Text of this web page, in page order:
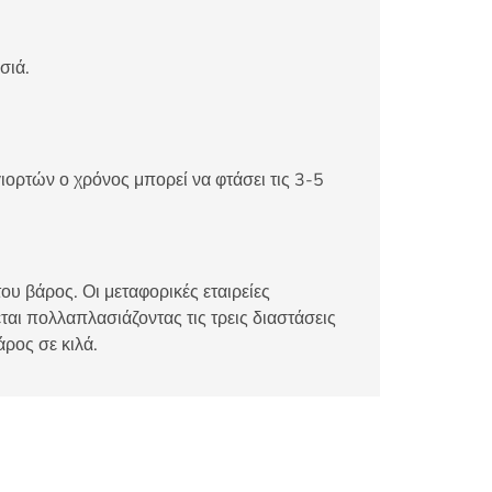
ο χρόνος μπορεί να φτάσει τις 3-5
βάρος. Οι μεταφορικές εταιρείες
τις τρεις διαστάσεις
σε κιλά.